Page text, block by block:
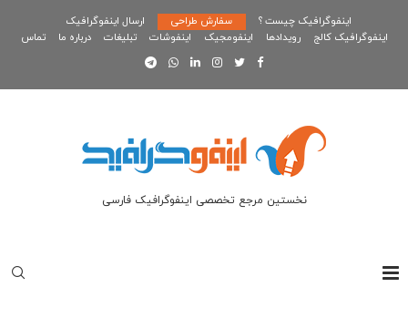
اینفوگرافیک چیست ؟ سفارش طراحی
ارسال اینفوگرافیک
اینفوگرافیک کالج
رویدادها اینفومجیک اینفوشات تبلیغات درباره ما تماس
نخستین مرجع تخصصی اینفوگرافیک فارسی